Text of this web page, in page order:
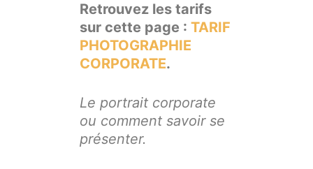
Retrouvez les tarifs
sur cette page : TARIF
PHOTOGRAPHIE
CORPORATE.
Le portrait corporate
ou comment savoir se
présenter.